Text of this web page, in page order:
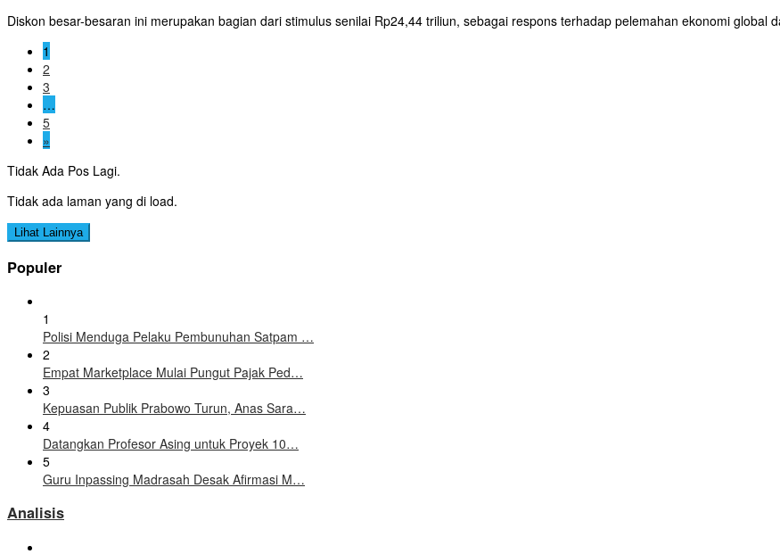
Diskon besar-besaran ini merupakan bagian dari stimulus senilai Rp24,44 triliun, sebagai respons terhadap pelemahan ekonomi global
1
2
3
…
5
»
Tidak Ada Pos Lagi.
Tidak ada laman yang di load.
Lihat Lainnya
Populer
1
Polisi Menduga Pelaku Pembunuhan Satpam …
2
Empat Marketplace Mulai Pungut Pajak Ped…
3
Kepuasan Publik Prabowo Turun, Anas Sara…
4
Datangkan Profesor Asing untuk Proyek 10…
5
Guru Inpassing Madrasah Desak Afirmasi M…
Analisis